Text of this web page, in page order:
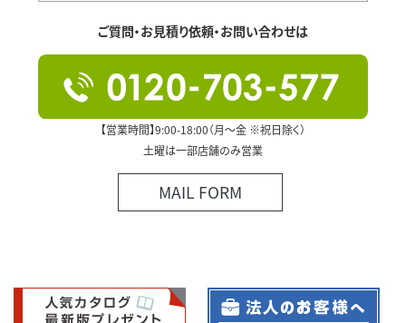
ご質問・お見積り依頼・お問い合わせは
【営業時間】9:00-18:00（月～金 ※祝日除く）
土曜は一部店舗のみ営業
MAIL FORM